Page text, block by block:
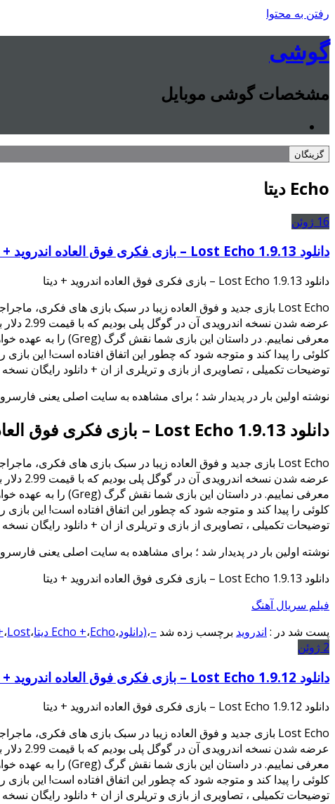
رفتن به محتوا
گوشی
مشخصات گوشی موبایل
گزینگان
Echo دیتا
16 ژوئن
دانلود Lost Echo 1.9.13 – بازی فکری فوق العاده اندروید + دیتا
دانلود Lost Echo 1.9.13 – بازی فکری فوق العاده اندروید + دیتا
عرضه
کلوئی را پیدا کند و متوجه شود که چطور این اتفاق افتاده است! این
توضیحات تکمیلی ، تصاویری از بازی و تریلری از ان + دانلود رایگان
نوشته اولین بار در پدیدار شد ؛ برای مشاهده به سایت اصلی یعنی
دانلود Lost Echo 1.9.13 – بازی فکری فوق العاده اندروید + دیتا
عرضه
کلوئی را پیدا کند و متوجه شود که چطور این اتفاق افتاده است! این
توضیحات تکمیلی ، تصاویری از بازی و تریلری از ان + دانلود رایگان
نوشته اولین بار در پدیدار شد ؛ برای مشاهده به سایت اصلی یعنی
دانلود Lost Echo 1.9.13 – بازی فکری فوق العاده اندروید + دیتا
فیلم سریال آهنگ
پست شد در : اندروید برچسب زده شد –،(دانلود، Echo +،Echo دیتا ، ،Lost دیتا
2 ژوئن
دانلود Lost Echo 1.9.12 – بازی فکری فوق العاده اندروید + دیتا
دانلود Lost Echo 1.9.12 – بازی فکری فوق العاده اندروید + دیتا
عرضه
کلوئی را پیدا کند و متوجه شود که چطور این اتفاق افتاده است! این
توضیحات تکمیلی ، تصاویری از بازی و تریلری از ان + دانلود رایگان